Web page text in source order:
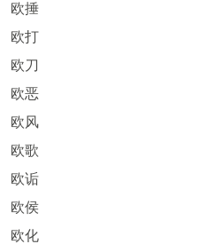
欧捶
欧打
欧刀
欧恶
欧风
欧歌
欧诟
欧侯
欧化